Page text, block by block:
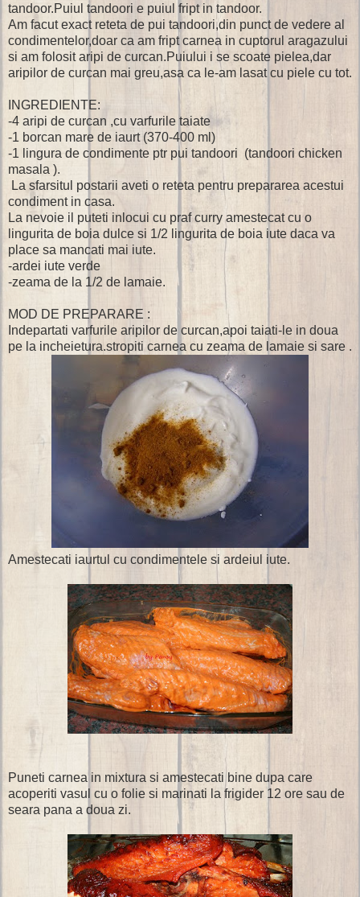
tandoor.Puiul tandoori e puiul fript in tandoor.
Am facut exact reteta de pui tandoori,din punct de vedere al
condimentelor,doar ca am fript carnea in cuptorul aragazului
si am folosit aripi de curcan.Puiului i se scoate pielea,dar
aripilor de curcan mai greu,asa ca le-am lasat cu piele cu tot.
INGREDIENTE:
-4 aripi de curcan ,cu varfurile taiate
-1 borcan mare de iaurt (370-400 ml)
-1 lingura de condimente ptr pui tandoori (tandoori chicken
masala ).
La sfarsitul postarii aveti o reteta pentru prepararea acestui
condiment in casa.
La nevoie il puteti inlocui cu praf curry amestecat cu o
lingurita de boia dulce si 1/2 lingurita de boia iute daca va
place sa mancati mai iute.
-ardei iute verde
-zeama de la 1/2 de lamaie.
MOD DE PREPARARE :
Indepartati varfurile aripilor de curcan,apoi taiati-le in doua
pe la incheietura.stropiti carnea cu zeama de lamaie si sare .
Amestecati iaurtul cu condimentele si ardeiul iute.
Puneti carnea in mixtura si amestecati bine dupa care
acoperiti vasul cu o folie si marinati la frigider 12 ore sau de
seara pana a doua zi.